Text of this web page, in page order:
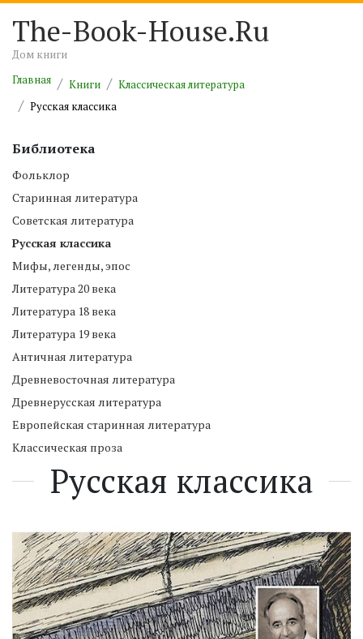
The-Book-House.Ru
Дом книги
Главная
Книги
Классическая литература
Русская классика
Библиотека
Фольклор
Старинная литература
Советская литература
Русская классика
Мифы, легенды, эпос
Литература 20 века
Литература 18 века
Литература 19 века
Античная литература
Древневосточная литература
Древнерусская литература
Европейская старинная литература
Классическая проза
Русская классика